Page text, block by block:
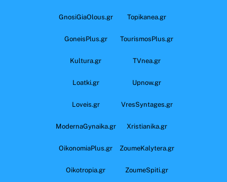
GnosiGiaOlous.gr Topikanea.gr
GoneisPlus.gr TourismosPlus.gr
Kultura.gr TVnea.gr
Loatki.gr Upnow.gr
Loveis.gr VresSyntages.gr
ModernaGynaika.gr Xristianika.gr
OikonomiaPlus.gr ZoumeKalytera.gr
Oikotropia.gr ZoumeSpiti.gr